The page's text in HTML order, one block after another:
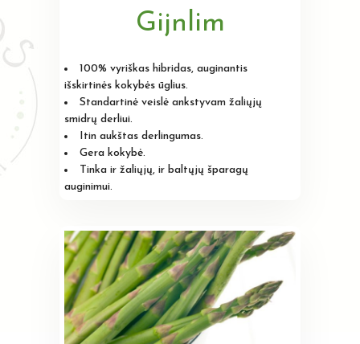
Gijnlim
100% vyriškas hibridas, auginantis
išskirtinės kokybės ūglius.
Standartinė veislė ankstyvam žaliųjų
smidrų derliui.
Itin aukštas derlingumas.
Gera kokybė.
Tinka ir žaliųjų, ir baltųjų šparagų
auginimui.